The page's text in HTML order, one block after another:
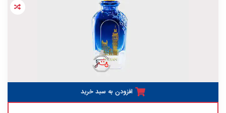
افزودن به سبد خرید